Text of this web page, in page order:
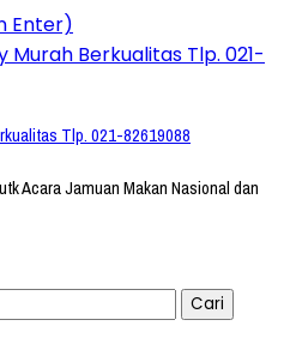
Enter)
Tlp. 021-82619088
Acara Jamuan Makan Nasional dan